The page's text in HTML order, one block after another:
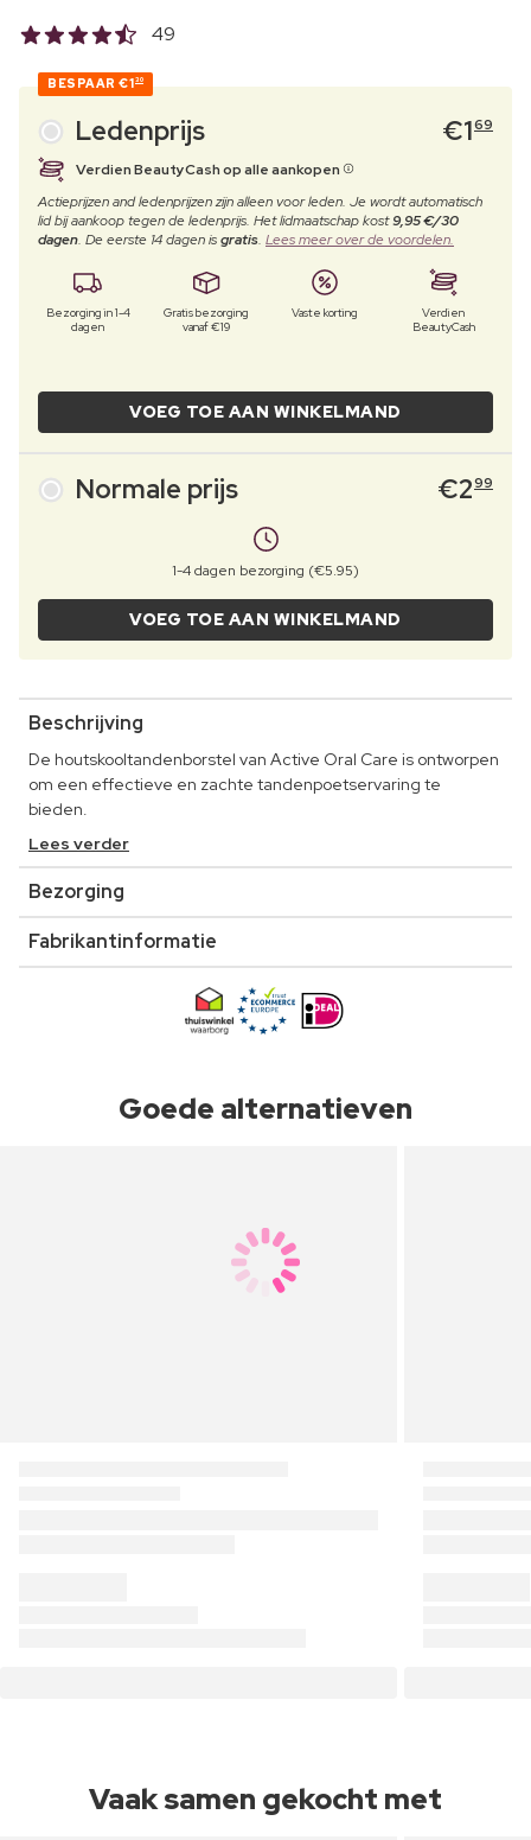
49
BESPAAR €130
Ledenprijs €169
Verdien BeautyCash op alle aankopen
Actieprijzen and ledenprijzen zijn alleen voor leden. Je wordt automatisch
lid bij aankoop tegen de ledenprijs. Het lidmaatschap kost9,95 €/30
dagen. De eerste 14 dagen isgratis. Lees meer over de voordelen.
Bezorging in 1-4
dagen
Gratis bezorging
vanaf €19
Vaste korting
Verdien
BeautyCash
VOEG TOE AAN WINKELMAND
Normale prijs €299
1-4 dagen bezorging (€5.95)
VOEG TOE AAN WINKELMAND
Beschrijving
De houtskooltandenborstel van Active Oral Care is ontworpen
om een effectieve en zachte tandenpoetservaring te
bieden.
Lees verder
Bezorging
Fabrikantinformatie
Goede alternatieven
Vaak samen gekocht met